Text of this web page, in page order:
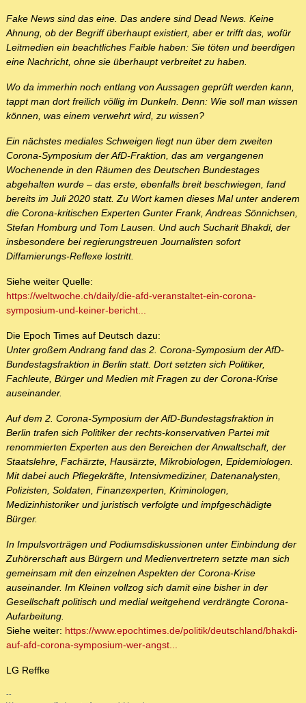
Fake News sind das eine. Das andere sind Dead News. Keine
Ahnung, ob der Begriff überhaupt existiert, aber er trifft das, wofür
Leitmedien ein beachtliches Faible haben: Sie töten und beerdigen
eine Nachricht, ohne sie überhaupt verbreitet zu haben.
Wo da immerhin noch entlang von Aussagen geprüft werden kann,
tappt man dort freilich völlig im Dunkeln. Denn: Wie soll man wissen
können, was einem verwehrt wird, zu wissen?
Ein nächstes mediales Schweigen liegt nun über dem zweiten
Corona-Symposium der AfD-Fraktion, das am vergangenen
Wochenende in den Räumen des Deutschen Bundestages
abgehalten wurde – das erste, ebenfalls breit beschwiegen, fand
bereits im Juli 2020 statt. Zu Wort kamen dieses Mal unter anderem
die Corona-kritischen Experten Gunter Frank, Andreas Sönnichsen,
Stefan Homburg und Tom Lausen. Und auch Sucharit Bhakdi, der
insbesondere bei regierungstreuen Journalisten sofort
Diffamierungs-Reflexe lostritt.
Siehe weiter Quelle:
https://weltwoche.ch/daily/die-afd-veranstaltet-ein-corona-
symposium-und-keiner-bericht...
Die Epoch Times auf Deutsch dazu:
Unter großem Andrang fand das 2. Corona-Symposium der AfD-
Bundestagsfraktion in Berlin statt. Dort setzten sich Politiker,
Fachleute, Bürger und Medien mit Fragen zu der Corona-Krise
auseinander.
Auf dem 2. Corona-Symposium der AfD-Bundestagsfraktion in
Berlin trafen sich Politiker der rechts-konservativen Partei mit
renommierten Experten aus den Bereichen der Anwaltschaft, der
Staatslehre, Fachärzte, Hausärzte, Mikrobiologen, Epidemiologen.
Mit dabei auch Pflegekräfte, Intensivmediziner, Datenanalysten,
Polizisten, Soldaten, Finanzexperten, Kriminologen,
Medizinhistoriker und juristisch verfolgte und impfgeschädigte
Bürger.
In Impulsvorträgen und Podiumsdiskussionen unter Einbindung der
Zuhörerschaft aus Bürgern und Medienvertretern setzte man sich
gemeinsam mit den einzelnen Aspekten der Corona-Krise
auseinander. Im Kleinen vollzog sich damit eine bisher in der
Gesellschaft politisch und medial weitgehend verdrängte Corona-
Aufarbeitung.
Siehe weiter: https://www.epochtimes.de/politik/deutschland/bhakdi-
auf-afd-corona-symposium-wer-angst...
LG Reffke
--